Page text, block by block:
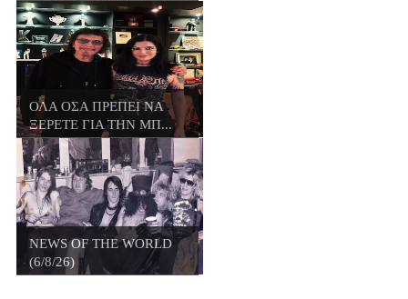
HIDEWAY...
ΟΛΑ ΟΣΑ ΠΡΕΠΕΙ ΝΑ
ΞΕΡΕΤΕ ΓΙΑ ΤΗΝ ΜΠ...
NEWS OF THE WORLD
(6/8/26)